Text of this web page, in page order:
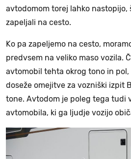
avtodomom torej lahko nastopijo,
zapeljali na cesto.
Ko pa zapeljemo na cesto,
predvsem na veliko maso vozila.
avtomobil tehta okrog tono in
doseže omejitve za vozniški izpit
tone. Avtodom je poleg tega tudi
avtomobila, ki ga ljudje vozijo